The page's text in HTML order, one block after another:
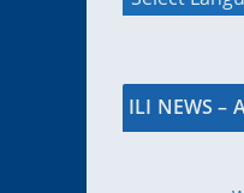
ILI NEWS –